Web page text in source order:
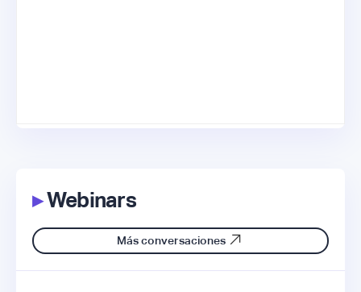
▸Webinars
Más conversaciones